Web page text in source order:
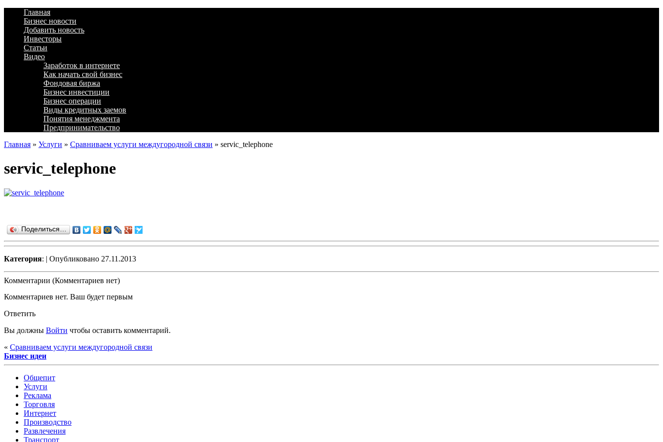
Главная
Бизнес новости
Добавить новость
Инвесторы
Статьи
Видео
Заработок в интернете
Как начать свой бизнес
Фондовая биржа
Бизнес инвестиции
Бизнес операции
Виды кредитных заемов
Понятия менеджмента
Предпринимательство
Главная » Услуги » Сравниваем услуги междугородной связи » servic_telephone
servic_telephone
Поделиться…
Категория: | Опубликовано 27.11.2013
Комментарии (Комментариев нет)
Комментариев нет. Ваш будет первым
Ответить
Вы должны Войти чтобы оставить комментарий.
« Сравниваем услуги междугородной связи
Бизнес идеи
Общепит
Услуги
Реклама
Торговля
Интернет
Производство
Развлечения
Транспорт